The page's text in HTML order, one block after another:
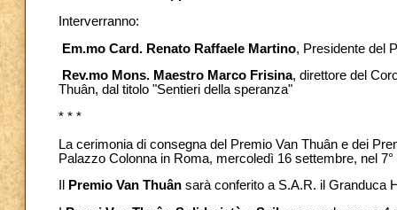
Interverranno:
Em.mo Card. Renato Raffaele Martino, Presidente del
Rev.mo Mons. Maestro Marco Frisina, direttore del
Thuân, dal titolo "Sentieri della speranza"
* * *
La cerimonia di consegna del Premio Van Thuân e dei
Palazzo Colonna in Roma, mercoledì 16 settembre, nel
Premio Van Thuân sarà conferito a S.A.R. il Granduca